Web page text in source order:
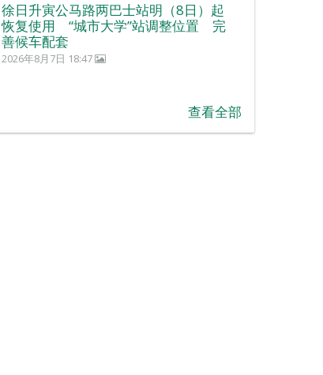
徐日升寅公马路两巴士站明（8日）起
恢复使用 “城市大学”站调整位置 完
善候车配套
2026年8月7日 18:47
查看全部